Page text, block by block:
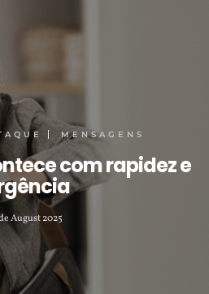
MENSAGENS
com rapidez e
August 2025